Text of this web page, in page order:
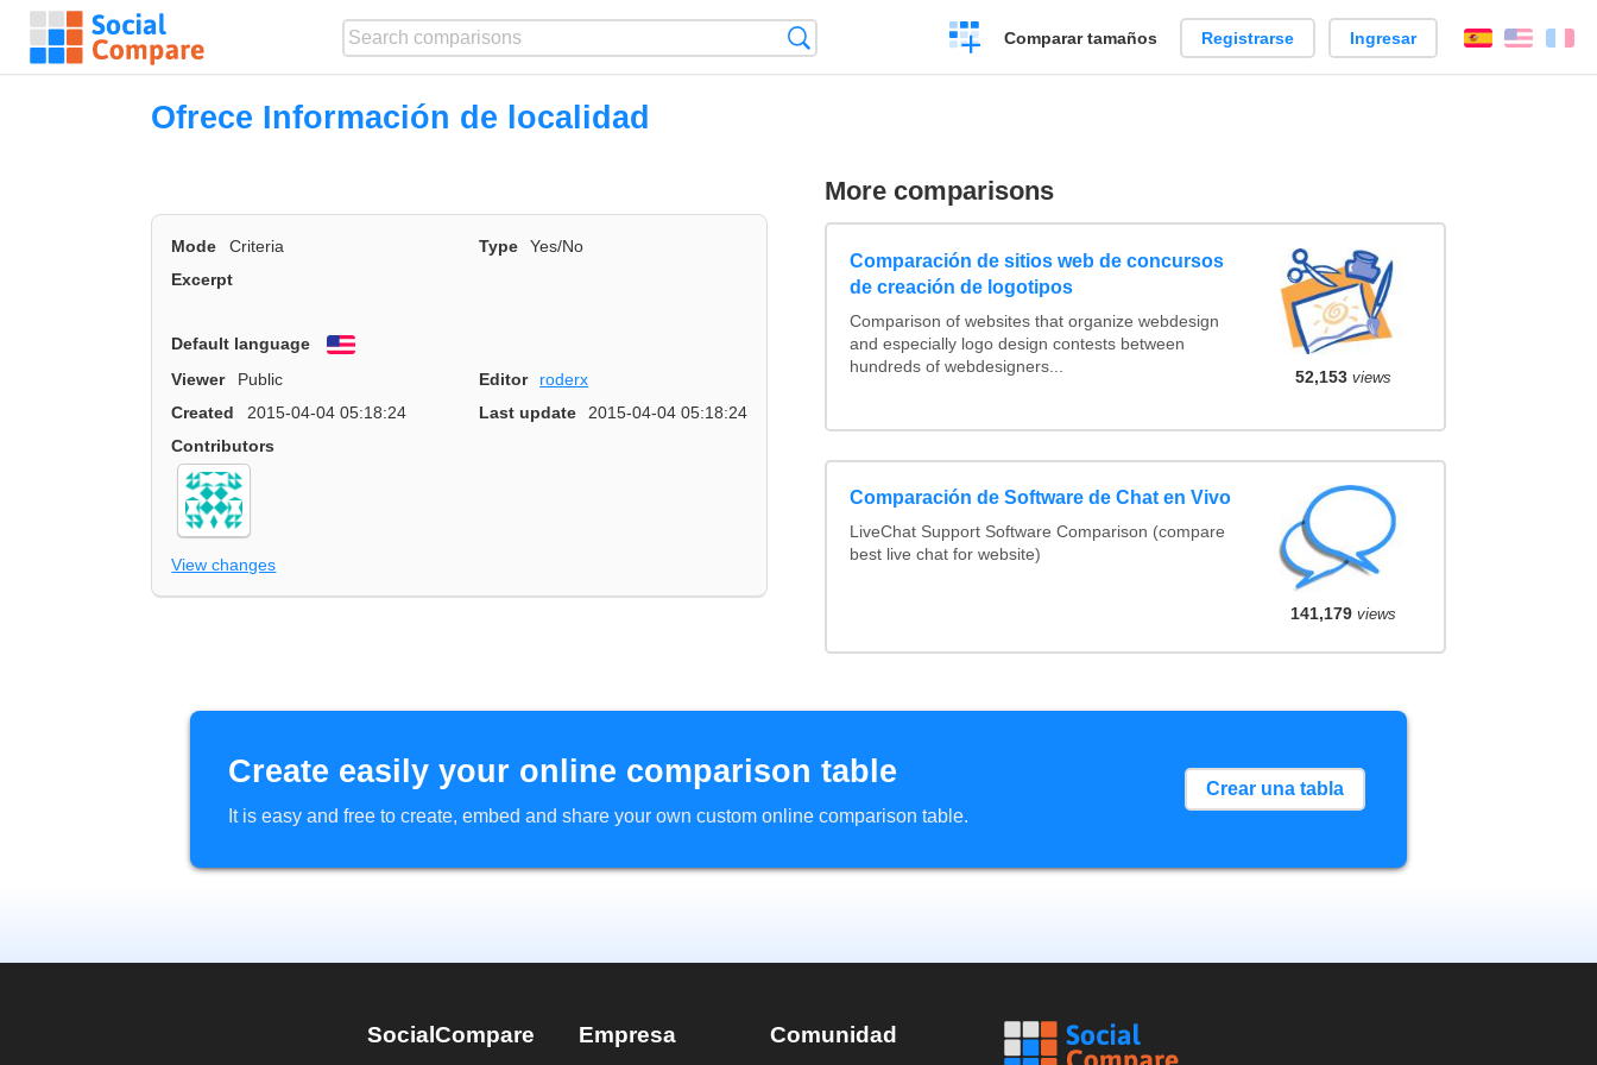
Crear
una
Comparar tamaños Registrarse Ingresar EspañolEnglish
Ofrece Información de localidad
Mode Criteria Type
Yes/No
Excerpt
Default language
Viewer
Public Editor
roderx
Created
2015-04-04 05:18:24 Last update
2015-04-04 05:18:24
Contributors
View changes
More comparisons
Comparación de sitios web de concursos
de creación de logotipos
Comparison of websites that organize webdesign
and especially logo design contests between
hundreds of webdesigners...
52,153 views
Comparación de Software de Chat en Vivo
LiveChat Support Software Comparison (compare
best live chat for website)
141,179 views
Create easily your online comparison table
It is easy and free to create, embed and share your own custom online comparison table.
Crear una tabla
SocialCompare Empresa Comunidad